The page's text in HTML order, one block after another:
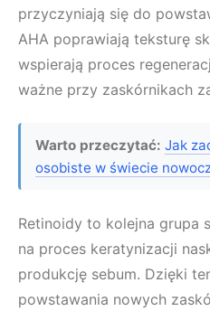
przyczyniają się do
AHA poprawiają teksturę
wspierają proces
ważne przy zaskórnikach
Warto przeczytać: Jak
osobiste w świecie
Retinoidy to kolejna grupa
na proces keratynizacji
produkcję sebum. Dzięki
powstawania nowych